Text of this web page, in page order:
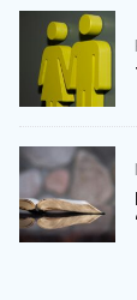
Post